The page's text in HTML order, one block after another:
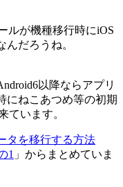
ルが機種移行時にiOS
だろうね。
以降ならアプリ
にねこあつめ等の初期
ています。
タを移行する方法
1 」からまとめていま